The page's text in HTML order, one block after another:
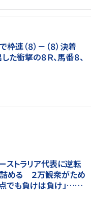
連（８）－（８）決着
衝撃の８Ｒ、馬番８、
ストラリア代表に逆転
める ２万観衆がため
でも負けは負け」…前
、３２ー３５で惜敗